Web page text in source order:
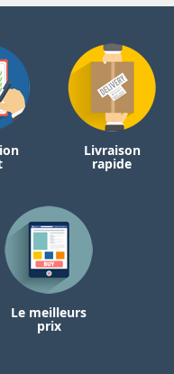
Livraison
rapide
Le meilleurs
prix